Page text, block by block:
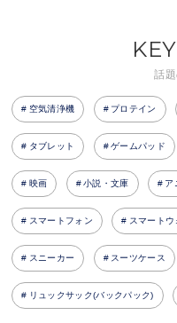
話
空気清浄機 プロテイン
タブレット ゲームパッド
映画 小説・文庫 ア
スマートフォン スマートウ
スニーカー スーツケース
リュックサック(バックパック)